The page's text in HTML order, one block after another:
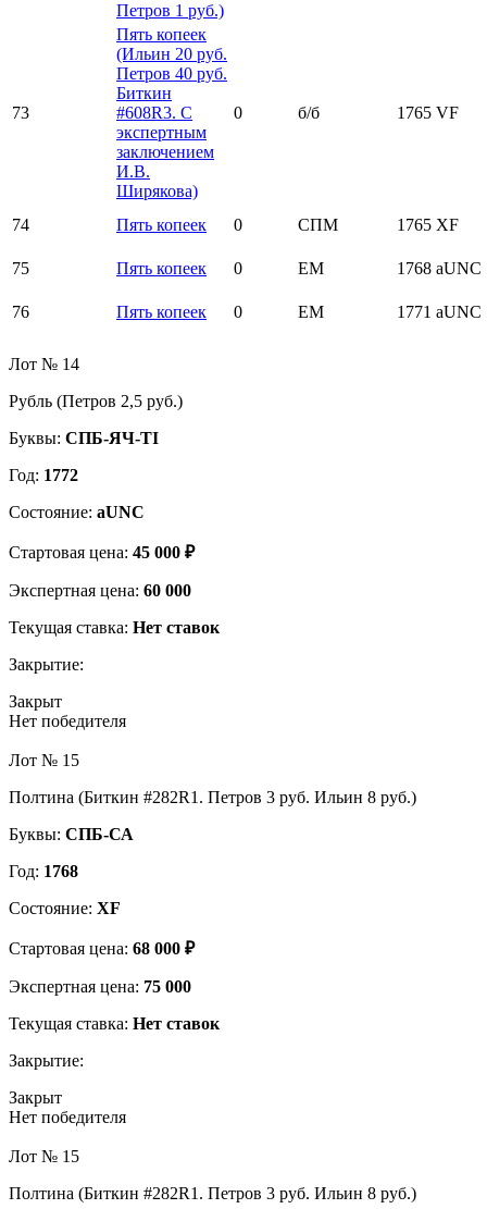
Петров 1 руб.)
73
Пять копеек
(Ильин 20 руб.
Петров 40 руб.
Биткин
#608R3. С
экспертным
заключением
И.В.
Ширякова)
0 б/б 1765 VF
74 Пять копеек 0 СПМ 1765 XF
75 Пять копеек 0 ЕМ 1768 aUNC
76 Пять копеек 0 ЕМ 1771 aUNC
Лот № 14
Рубль (Петров 2,5 руб.)
Буквы: СПБ-ЯЧ-ТI
Год: 1772
Состояние: aUNC
Стартовая цена: 45 000 ₽
Экспертная цена: 60 000
Текущая ставка: Нет ставок
Закрытие:
Закрыт
Нет победителя
Лот № 15
Полтина (Биткин #282R1. Петров 3 руб. Ильин 8 руб.)
Буквы: СПБ-СА
Год: 1768
Состояние: XF
Стартовая цена: 68 000 ₽
Экспертная цена: 75 000
Текущая ставка: Нет ставок
Закрытие:
Закрыт
Нет победителя
Лот № 15
Полтина (Биткин #282R1. Петров 3 руб. Ильин 8 руб.)